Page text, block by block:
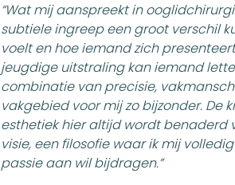
“Wat mij aanspreekt in
subtiele ingreep een groot verschil
voelt en hoe iemand zich
jeugdige uitstraling kan iemand
combinatie van precisie,
vakgebied voor mij zo bijzonder. De
esthetiek hier altijd wordt benaderd
visie, een filosofie waar ik mij
passie aan wil bijdragen.”